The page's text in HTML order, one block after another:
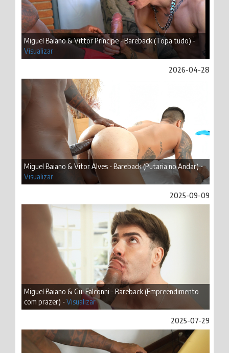
Miguel Baiano & Vittor Príncipe - Bareback (Topa tudo) -
Visualizar
2026-04-28
Miguel Baiano & Vitor Alves - Bareback (Putaria no Andar) -
Visualizar
2025-09-09
Miguel Baiano & Gui Falconni - Bareback (Empreendimento
com prazer) -Visualizar
2025-07-29